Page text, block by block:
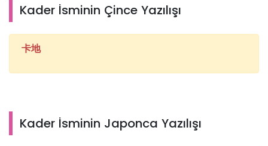
Kader İsminin Çince Yazılışı
卡地
Kader İsminin Japonca Yazılışı